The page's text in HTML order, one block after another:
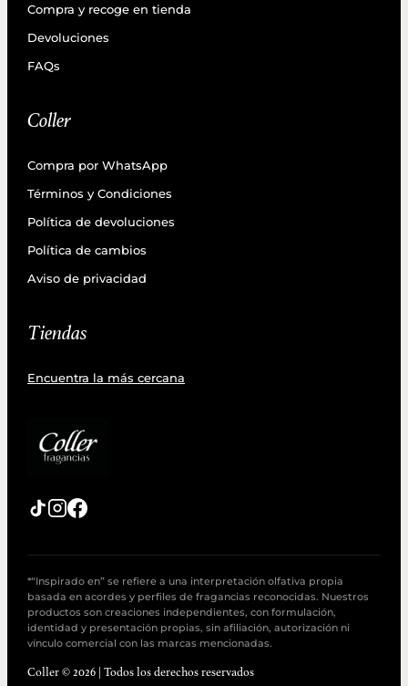
Compra y recoge en tienda
Devoluciones
FAQs
Coller
Compra por WhatsApp
Términos y Condiciones
Política de devoluciones
Política de cambios
Aviso de privacidad
Tiendas
Encuentra la más cercana
*“Inspirado en” se refiere a una interpretación olfativa propia
basada en acordes y perfiles de fragancias reconocidas. Nuestros
productos son creaciones independientes, con formulación,
identidad y presentación propias, sin afiliación, autorización ni
vínculo comercial con las marcas mencionadas.
Coller © 2026 | Todos los derechos reservados